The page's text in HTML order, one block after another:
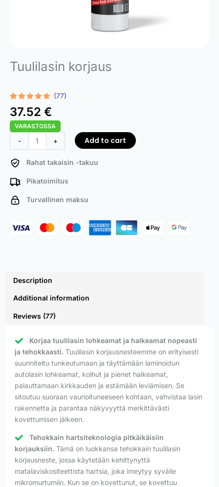
Tuulilasin korjaus
Rated 4.91
out of 5
based on
77
customer
ratings
(77)
37.52 €
VARASTOSSA
-
Windshield
Repair
quantity
+ Add to cart
Rahat takaisin -takuu
Pikatoimitus
Turvallinen maksu
Description
Additional information
Reviews (77)
Korjaa tuulilasin lohkeamat ja halkeamat nopeasti
ja tehokkaasti. Tuulilasin korjausnesteemme on erityisesti
suunniteltu tunkeutumaan ja täyttämään laminoidun
autolasin lohkeamat, kolhut ja pienet halkeamat,
palauttamaan kirkkauden ja estämään leviämisen. Se
sitoutuu suoraan vaurioituneeseen kohtaan, vahvistaa lasin
rakennetta ja parantaa näkyvyyttä merkittävästi
kovettumisen jälkeen.
Tehokkain hartsiteknologia pitkäikäisiin
korjauksiin. Tämä on luokkansa tehokkain tuulilasin
korjausneste, jossa käytetään kehittynyttä
matalaviskositeettista hartsia, joka imeytyy syvälle
mikromurtumiin. Kun se on kovettunut, se kovettuu